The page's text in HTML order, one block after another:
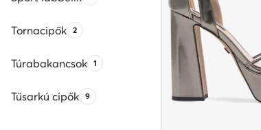
TornacipőkTermékek száma:
2
TúrabakancsokTermékek száma:
1
Tűsarkú cipőkTermékek száma:
9